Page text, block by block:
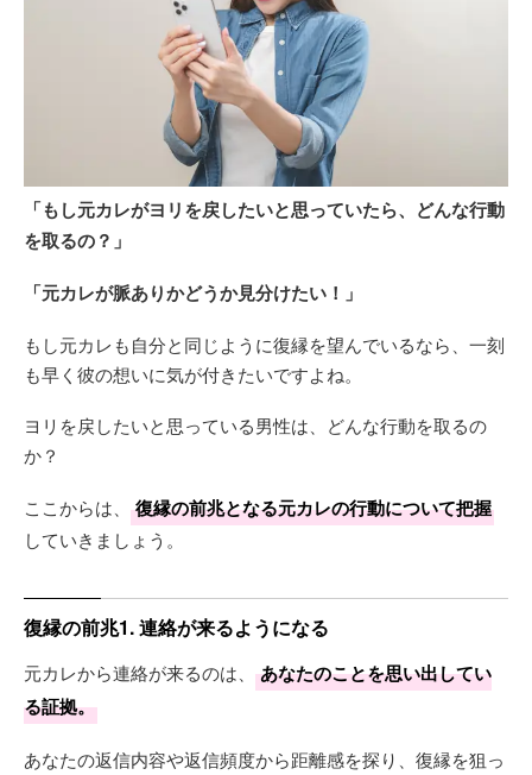
「もし元カレがヨリを戻したいと思っていたら、どんな行動
を取るの？」
「元カレが脈ありかどうか見分けたい！」
もし元カレも自分と同じように復縁を望んでいるなら、一刻
も早く彼の想いに気が付きたいですよね。
ヨリを戻したいと思っている男性は、どんな行動を取るの
か？
ここからは、 復縁の前兆となる元カレの行動について把握
していきましょう。
復縁の前兆1. 連絡が来るようになる
元カレから連絡が来るのは、
あなたのことを思い出してい
る証拠。
あなたの返信内容や返信頻度から距離感を探り、復縁を狙っ